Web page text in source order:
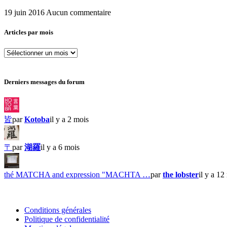
19 juin 2016 Aucun commentaire
Articles par mois
Articles
Derniers messages du forum
皆parKotobail y a 2 mois
〒 par湖羅il y a 6 mois
thé MATCHA and expression "MACHTA …parthe lobsteril y a 12
Conditions générales
Politique de confidentialité